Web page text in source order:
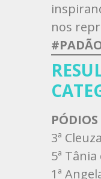
nos
3ª
5ª
1ª